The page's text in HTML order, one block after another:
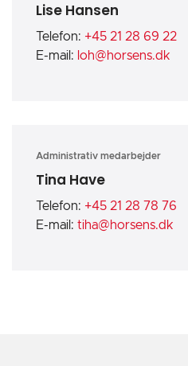
Lise Hansen
Telefon: +45 21 28 69 22
E-mail: loh@horsens.dk
Administrativ medarbejder
Tina Have
Telefon: +45 21 28 78 76
E-mail: tiha@horsens.dk